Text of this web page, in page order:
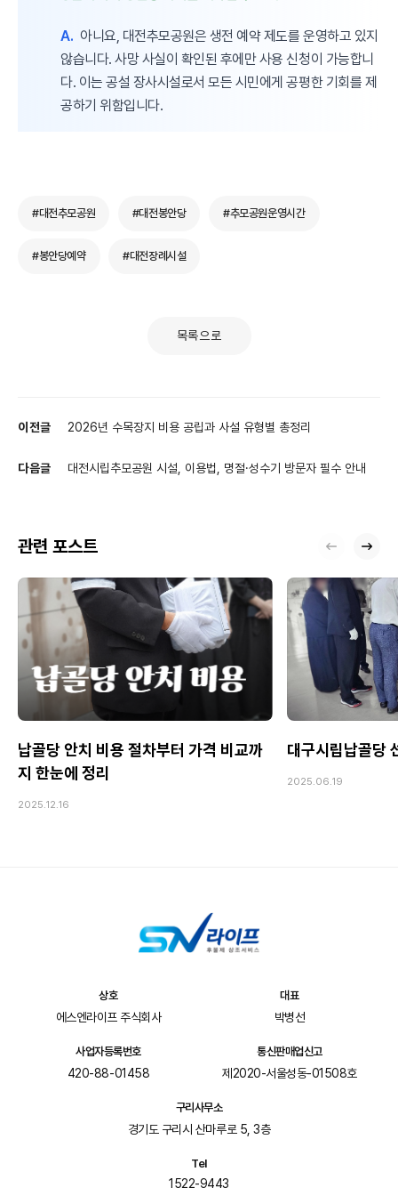
A. 아니요, 대전추모공원은 생전 예약 제도를 운영하고 있지
않습니다. 사망 사실이 확인된 후에만 사용 신청이 가능합니
다. 이는 공설 장사시설로서 모든 시민에게 공평한 기회를 제
공하기 위함입니다.
#대전추모공원 #대전봉안당 #추모공원운영시간
#봉안당예약 #대전장례시설
목록으로
이전글 2026년 수목장지 비용 공립과 사설 유형별 총정리
다음글 대전시립추모공원 시설, 이용법, 명절·성수기 방문자 필수 안내
관련 포스트
납골당 안치 비용 절차부터 가격 비교까
지 한눈에 정리
2025.12.16
대구시립납골당
2025.06.19
상호
에스엔라이프 주식회사
대표
박병선
사업자등록번호
420-88-01458
통신판매업신고
제2020-서울성동-01508호
구리사무소
경기도 구리시 산마루로 5, 3층
Tel
1522-9443